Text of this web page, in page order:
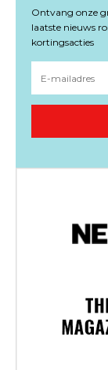
Ontvang onze
laatste nieuws
kortingsacties